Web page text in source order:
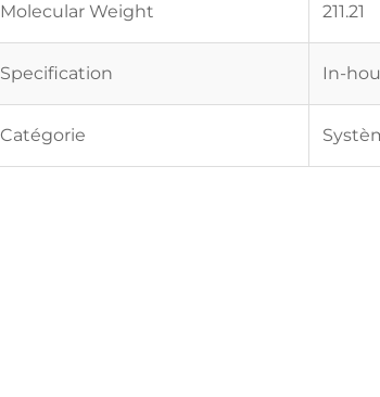
Molecular Weight 211.21
Specification In-
Catégorie